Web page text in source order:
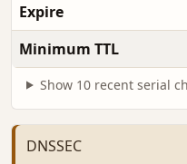
Expire
Minimum TTL
Show 10 recent serial
DNSSEC